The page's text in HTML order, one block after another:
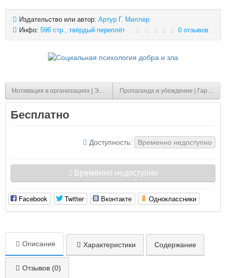
Издательство или автор: Артур Г. Миллер
Инфо: 596 стр., твёрдый переплёт 0 отзывов
Мотивация в организациях | Э.Кирхлер, К.РодлерПропаганда и убеждение | Гарт С.
Бесплатно
Доступность: Временно недоступно
Временно недоступно
Facebook Twitter Вконтакте Одноклассники
Описание Характеристики Содержание
Отзывов (0)